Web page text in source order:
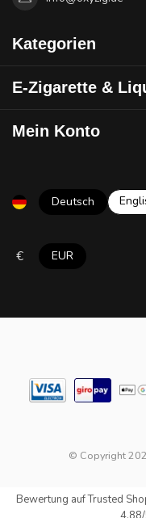
Kategorien
E-Zigarette &
Mein Konto
Deutsch
€ EUR
© Copyright
Bewertung aufTrusted